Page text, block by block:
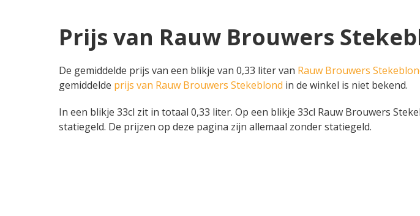
Prijs van Rauw Brouwers
De gemiddelde prijs van een blikje van 0,33 liter van Rauw Brouwers
gemiddelde prijs van Rauw Brouwers Stekeblond in de winkel is niet bekend.
In een blikje 33cl zit in totaal 0,33 liter. Op een blikje 33cl Rauw Brouwers
statiegeld. De prijzen op deze pagina zijn allemaal zonder statiegeld.